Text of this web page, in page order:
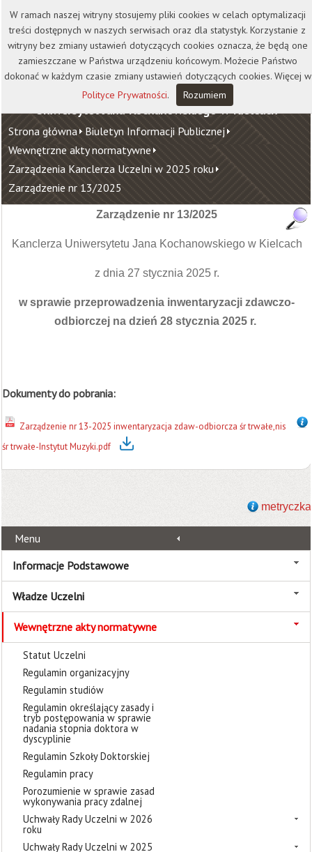
Kontakt Biblioteka
Wydawnictwo
Wirtualna Uczelnia
Uniwersytet Jana Kochanowskiego w Kielcach
Strona główna Biuletyn Informacji Publicznej
Wewnętrzne akty normatywne
Zarządzenia Kanclerza Uczelni w 2025 roku
Zarządzenie nr 13/2025
Zarządzenie nr 13/2025
Kanclerza Uniwersytetu Jana Kochanowskiego w Kielcach
z dnia 27 stycznia 2025 r.
w sprawie przeprowadzenia inwentaryzacji zdawczo-
odbiorczej na dzień 28 stycznia 2025 r.
Dokumenty do pobrania:
Zarządzenie nr 13-2025 inwentaryzacja zdaw-odbiorcza śr trwałe,nis
śr trwałe-Instytut Muzyki.pdf
metryczka
Menu
Informacje Podstawowe
Władze Uczelni
Wewnętrzne akty normatywne
Statut Uczelni
Regulamin organizacyjny
Regulamin studiów
Regulamin określający zasady i
tryb postępowania w sprawie
nadania stopnia doktora w
dyscyplinie
Regulamin Szkoły Doktorskiej
Regulamin pracy
Porozumienie w sprawie zasad
wykonywania pracy zdalnej
Uchwały Rady Uczelni w 2026
roku
Uchwały Rady Uczelni w 2025
W ramach naszej witryny stosujemy pliki cookies w celach optymalizacji
treści dostępnych w naszych serwisach oraz dla statystyk. Korzystanie z
witryny bez zmiany ustawień dotyczących cookies oznacza, że będą one
zamieszczane w Państwa urządzeniu końcowym. Możecie Państwo
dokonać w każdym czasie zmiany ustawień dotyczących cookies. Więcej w
Polityce Prywatności. Rozumiem